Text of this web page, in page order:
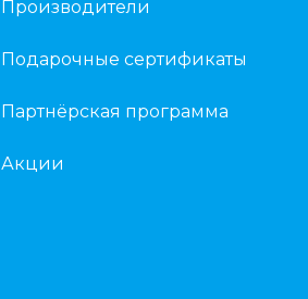
Производители
Подарочные сертификаты
Партнёрская программа
Акции